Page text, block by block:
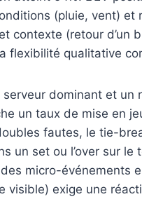
(pluie, vent) et
contexte (retour d’un
flexibilité qualitative
dominant et un
un taux de mise en
fautes, le tie-
un set ou l’over sur
micro-événements
visible) exige une